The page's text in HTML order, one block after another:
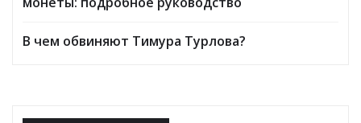
В чем обвиняют Тимура Турлова?